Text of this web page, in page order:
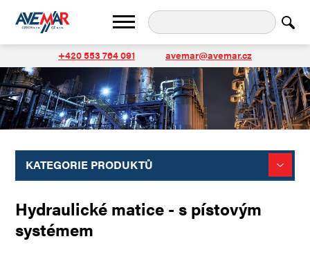
+420 553 764 091 avemar@avemar.cz
KATEGORIE PRODUKTŮ
Hydraulické matice - s pístovým
systémem